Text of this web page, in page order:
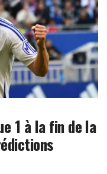
1 à la fin de la